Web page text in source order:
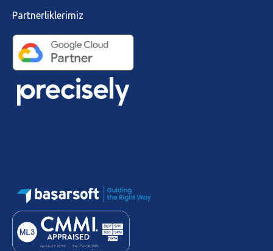
Partnerliklerimiz